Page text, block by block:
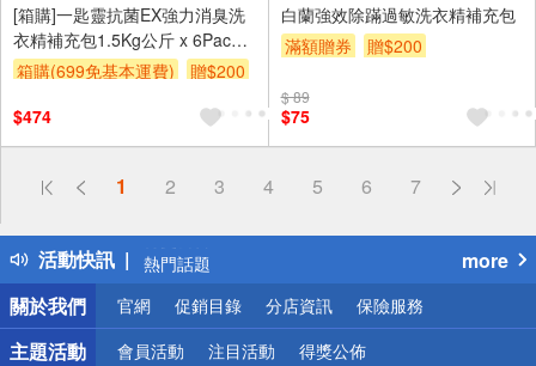
[箱購]一匙靈抗菌EX強力消臭洗
衣精補充包1.5Kg公斤 x 6Pack
包/箱
箱購(699免基本運費)
贈$200
$474
白蘭強效除蹣過敏洗衣精補充包
滿額贈券
贈$200
$ 89
$75
1 2 3 4 5 6 7
活動快訊
偏遠地區配送
得獎公告
熱門話題
銀行優惠
偏遠地區配送
詐騙網頁！請小心！
more
關於我們
官網 促銷目錄 分店資訊 保險服務
主題活動 會員活動 注目活動 得獎公佈